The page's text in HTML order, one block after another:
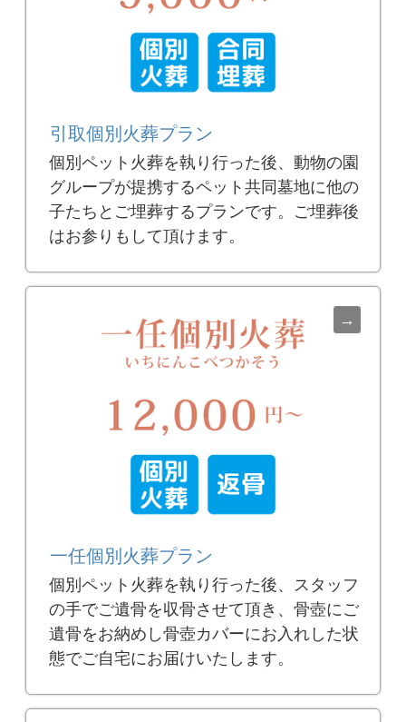
引取個別火葬プラン
個別ペット火葬を執り行った後、動物の園
グループが提携するペット共同墓地に他の
子たちとご埋葬するプランです。ご埋葬後
はお参りもして頂けます。
一任個別火葬プラン
個別ペット火葬を執り行った後、スタッフ
の手でご遺骨を収骨させて頂き、骨壺にご
遺骨をお納めし骨壺カバーにお入れした状
態でご自宅にお届けいたします。